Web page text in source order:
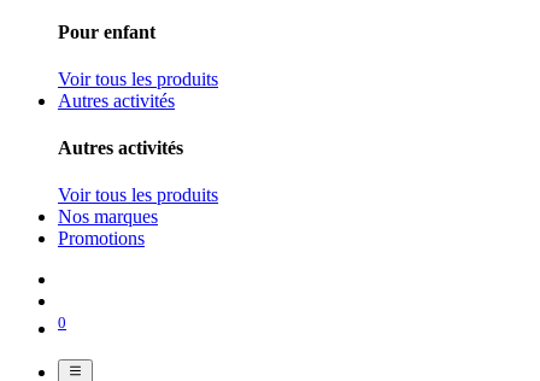
Pour enfant
Voir tous les produits
Autres activités
Autres activités
Voir tous les produits
Nos marques
Promotions
0